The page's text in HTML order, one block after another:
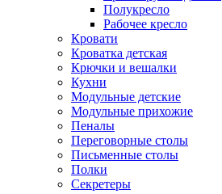
Полукресло
Рабочее кресло
Кровати
Кроватка детская
Крючки и вешалки
Кухни
Модульные детские
Модульные прихожие
Пеналы
Переговорные столы
Письменные столы
Полки
Секретеры